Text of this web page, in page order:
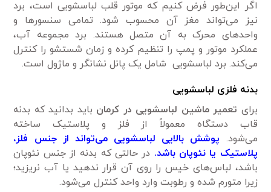
اگر این‌طور فرض کنیم که موتور قلب لباسشویی است، برد
نیز می‌تواند مغز آن محسوب شود. تمامی سنسورها و
واحدهای محرک به آن متصل هستند. برد مجموعه آب،
عملکرد موتور و پمپ را تنظیم کرده و زمان شستشو را کنترل
می‌کند. برد لباسشویی شامل یک پانل نشانگر و ماژول است.
بدنه فلزی لباسشویی
برای تعمیر ماشین لباسشویی در کرمان باید بدانید که بدنه
قاب دستگاه معمولاً از فلز و پلاستیک ساخته
می‌شود. پوشش بالایی لباسشویی می‌تواند از جنس فلز،
پلاستیک یا نئوپان باشد. در حالتی که بدنه از جنس نئوپان
باشد، لباس‌های خیس را روی آن قرار ندهید یا آب نریزید؛
زیرا متورم شده و رطوبت وارد واحد کنترل می‌شود.